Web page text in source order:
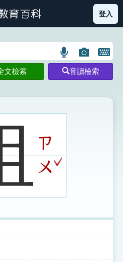
圖示 部首索引表圖示
登入
語
言
搜
示
圖
片
搜
開
鍵
圖
文檢索 音讀檢索
ㄗ
ㄨ ˇ